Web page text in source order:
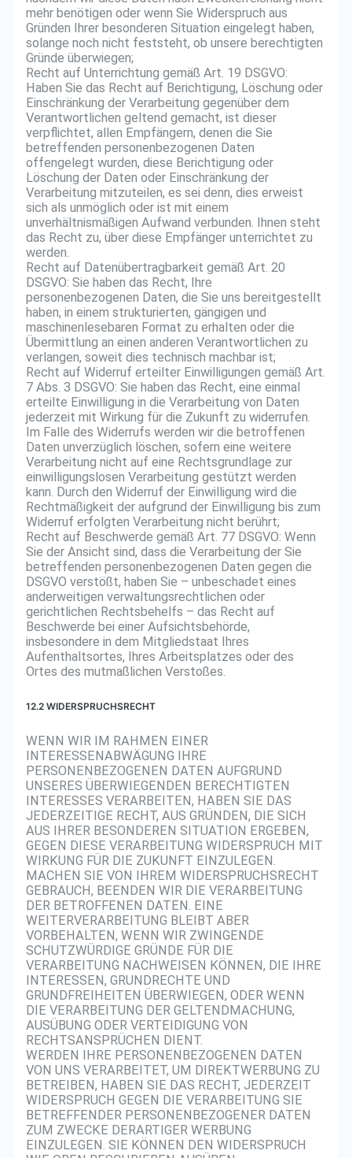
mehr benötigen oder wenn Sie Widerspruch aus
Gründen Ihrer besonderen Situation eingelegt haben,
solange noch nicht feststeht, ob unsere berechtigten
Gründe überwiegen;
Recht auf Unterrichtung gemäß Art. 19 DSGVO:
Haben Sie das Recht auf Berichtigung, Löschung oder
Einschränkung der Verarbeitung gegenüber dem
Verantwortlichen geltend gemacht, ist dieser
verpflichtet, allen Empfängern, denen die Sie
betreffenden personenbezogenen Daten
offengelegt wurden, diese Berichtigung oder
Löschung der Daten oder Einschränkung der
Verarbeitung mitzuteilen, es sei denn, dies erweist
sich als unmöglich oder ist mit einem
unverhältnismäßigen Aufwand verbunden. Ihnen steht
das Recht zu, über diese Empfänger unterrichtet zu
werden.
Recht auf Datenübertragbarkeit gemäß Art. 20
DSGVO: Sie haben das Recht, Ihre
personenbezogenen Daten, die Sie uns bereitgestellt
haben, in einem strukturierten, gängigen und
maschinenlesebaren Format zu erhalten oder die
Übermittlung an einen anderen Verantwortlichen zu
verlangen, soweit dies technisch machbar ist;
Recht auf Widerruf erteilter Einwilligungen gemäß Art.
7 Abs. 3 DSGVO: Sie haben das Recht, eine einmal
erteilte Einwilligung in die Verarbeitung von Daten
jederzeit mit Wirkung für die Zukunft zu widerrufen.
Im Falle des Widerrufs werden wir die betroffenen
Daten unverzüglich löschen, sofern eine weitere
Verarbeitung nicht auf eine Rechtsgrundlage zur
einwilligungslosen Verarbeitung gestützt werden
kann. Durch den Widerruf der Einwilligung wird die
Rechtmäßigkeit der aufgrund der Einwilligung bis zum
Widerruf erfolgten Verarbeitung nicht berührt;
Recht auf Beschwerde gemäß Art. 77 DSGVO: Wenn
Sie der Ansicht sind, dass die Verarbeitung der Sie
betreffenden personenbezogenen Daten gegen die
DSGVO verstößt, haben Sie – unbeschadet eines
anderweitigen verwaltungsrechtlichen oder
gerichtlichen Rechtsbehelfs – das Recht auf
Beschwerde bei einer Aufsichtsbehörde,
insbesondere in dem Mitgliedstaat Ihres
Aufenthaltsortes, Ihres Arbeitsplatzes oder des
Ortes des mutmaßlichen Verstoßes.
12.2 WIDERSPRUCHSRECHT
WENN WIR IM RAHMEN EINER
INTERESSENABWÄGUNG IHRE
PERSONENBEZOGENEN DATEN AUFGRUND
UNSERES ÜBERWIEGENDEN BERECHTIGTEN
INTERESSES VERARBEITEN, HABEN SIE DAS
JEDERZEITIGE RECHT, AUS GRÜNDEN, DIE SICH
AUS IHRER BESONDEREN SITUATION ERGEBEN,
GEGEN DIESE VERARBEITUNG WIDERSPRUCH MIT
WIRKUNG FÜR DIE ZUKUNFT EINZULEGEN.
MACHEN SIE VON IHREM WIDERSPRUCHSRECHT
GEBRAUCH, BEENDEN WIR DIE VERARBEITUNG
DER BETROFFENEN DATEN. EINE
WEITERVERARBEITUNG BLEIBT ABER
VORBEHALTEN, WENN WIR ZWINGENDE
SCHUTZWÜRDIGE GRÜNDE FÜR DIE
VERARBEITUNG NACHWEISEN KÖNNEN, DIE IHRE
INTERESSEN, GRUNDRECHTE UND
GRUNDFREIHEITEN ÜBERWIEGEN, ODER WENN
DIE VERARBEITUNG DER GELTENDMACHUNG,
AUSÜBUNG ODER VERTEIDIGUNG VON
RECHTSANSPRÜCHEN DIENT.
WERDEN IHRE PERSONENBEZOGENEN DATEN
VON UNS VERARBEITET, UM DIREKTWERBUNG ZU
BETREIBEN, HABEN SIE DAS RECHT, JEDERZEIT
WIDERSPRUCH GEGEN DIE VERARBEITUNG SIE
BETREFFENDER PERSONENBEZOGENER DATEN
ZUM ZWECKE DERARTIGER WERBUNG
EINZULEGEN. SIE KÖNNEN DEN WIDERSPRUCH